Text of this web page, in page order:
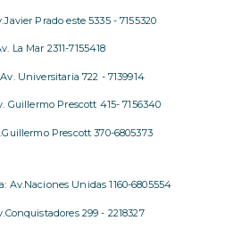
Prado este 5335 - 7155320
La Mar 2311-7155418
Universitaria 722 - 7139914
Guillermo Prescott 415- 7156340
Prescott 370-6805373
Av.Naciones Unidas 1160-6805554
299 - 2218327